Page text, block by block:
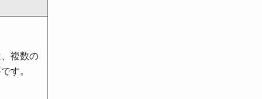
複数の
す。